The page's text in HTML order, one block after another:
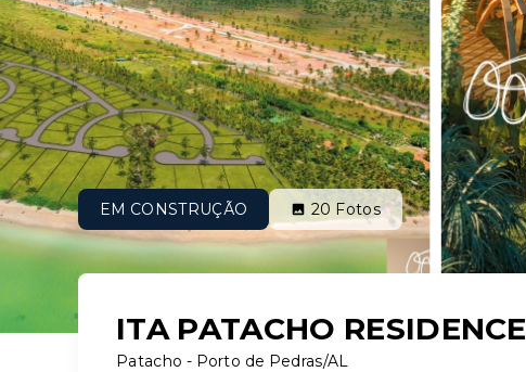
EM CONSTRUÇÃO 20 Fotos
ITA PATACHO RESIDENCE
Patacho - Porto de Pedras/AL